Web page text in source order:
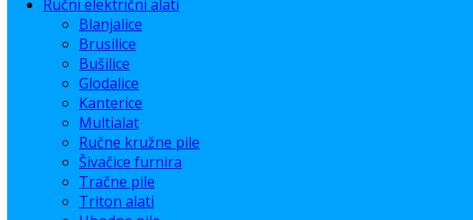
Ručni električni alati
Blanjalice
Brusilice
Bušilice
Glodalice
Kanterice
Multialat
Ručne kružne pile
Šivačice furnira
Tračne pile
Triton alati